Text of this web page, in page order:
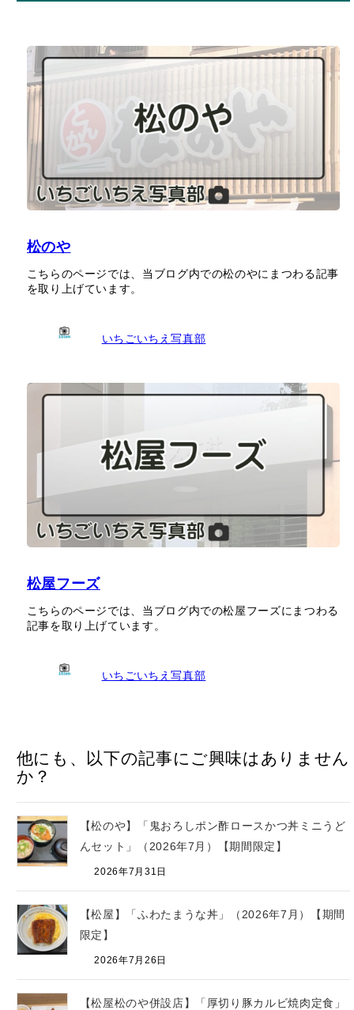
松のや
こちらのページでは、当ブログ内での松のやにまつわる記事
を取り上げています。
いちごいちえ写真部
松屋フーズ
こちらのページでは、当ブログ内での松屋フーズにまつわる
記事を取り上げています。
いちごいちえ写真部
他にも、以下の記事にご興味はありません
か？
【松のや】「鬼おろしポン酢ロースかつ丼ミニうど
んセット」（2026年7月）【期間限定】
2026年7月31日
【松屋】「ふわたまうな丼」（2026年7月）【期間
限定】
2026年7月26日
【松屋松のや併設店】「厚切り豚カルビ焼肉定食」